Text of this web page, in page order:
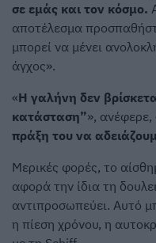
σε εμάς και τον κόσμο.
αποτέλεσμα
μπορεί να μένει
άγχος».
«Η γαλήνη δεν
κατάσταση”», ανέφερε,
πράξη του να
Μερικές φορές, το
αφορά την ίδια τη
αντιπροσωπεύει. Αυτό
η πίεση χρόνου, η